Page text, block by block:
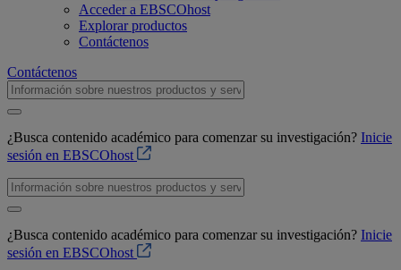
Acceder a EBSCOhost
Explorar productos
Contáctenos
Contáctenos
¿Busca contenido académico para comenzar su investigación? Inicie
sesión en EBSCOhost
¿Busca contenido académico para comenzar su investigación? Inicie
sesión en EBSCOhost